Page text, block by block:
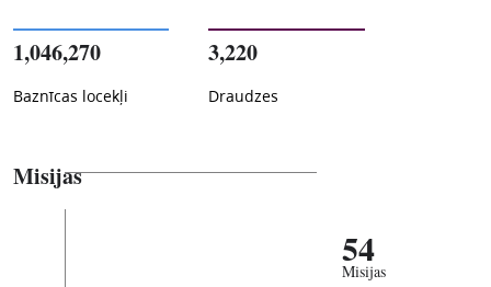
1,046,270
Baznīcas locekļi
3,220
Draudzes
Misijas
54
Misijas